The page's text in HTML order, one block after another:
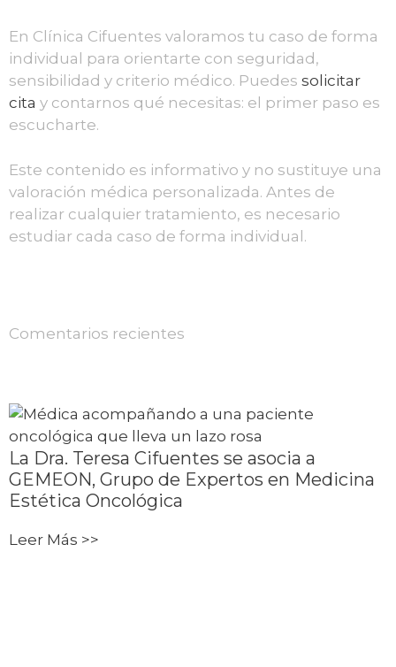
En Clínica Cifuentes valoramos tu caso de forma
individual para orientarte con seguridad,
sensibilidad y criterio médico. Puedes solicitar
cita y contarnos qué necesitas: el primer paso es
escucharte.
Este contenido es informativo y no sustituye una
valoración médica personalizada. Antes de
realizar cualquier tratamiento, es necesario
estudiar cada caso de forma individual.
Comentarios recientes
La Dra. Teresa Cifuentes se asocia a
GEMEON, Grupo de Expertos en Medicina
Estética Oncológica
Leer Más >>